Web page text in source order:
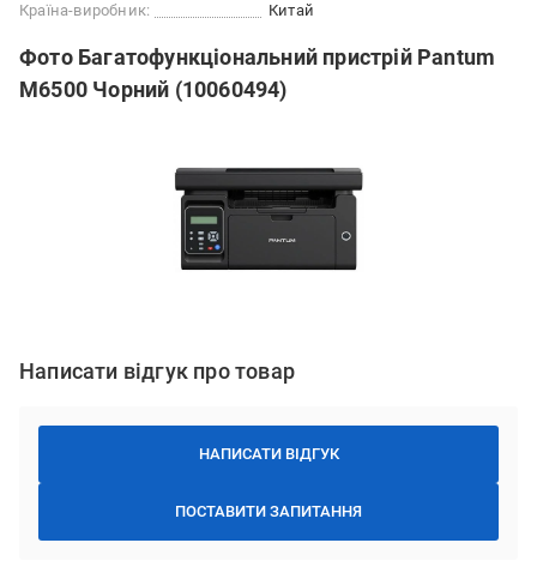
Країна-виробник: Китай
Фото Багатофункціональний пристрій Pantum
M6500 Чорний (10060494)
Написати відгук про товар
НАПИСАТИ ВІДГУК
ПОСТАВИТИ ЗАПИТАННЯ